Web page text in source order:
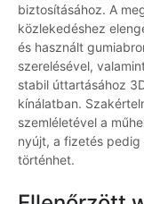
biztosításához. A
közlekedéshez
és használt
szerelésével,
stabil úttartásához
kínálatban.
szemléletével a
nyújt, a fizetés
történhet.